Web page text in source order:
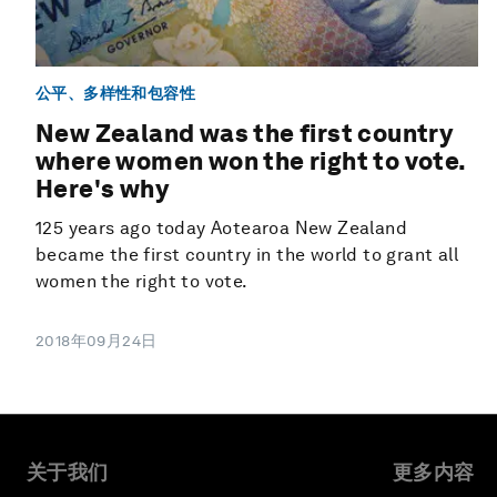
公平、多样性和包容性
New Zealand was the first country
where women won the right to vote.
Here's why
125 years ago today Aotearoa New Zealand
became the first country in the world to grant all
women the right to vote.
2018年09月24日
关于我们 更多内容